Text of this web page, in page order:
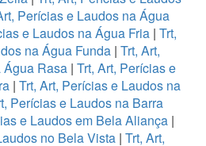
Perícias e Laudos na Água
e Laudos na Água Fria | Trt,
na Água Funda| Trt, Art,
Água Rasa | Trt, Art, Perícias e
| Trt, Art, Perícias e Laudos na
Perícias e Laudos na Barra
e Laudos em Bela Aliança |
no Bela Vista| Trt, Art,